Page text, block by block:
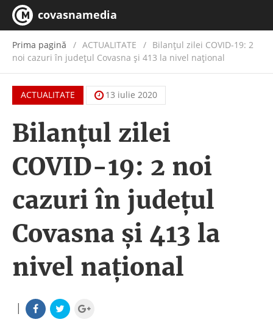
covasnamedia
Prima pagină ACTUALITATE / Bilanțul zilei COVID-19: 2
noi cazuri în județul Covasna și 413 la nivel național
ACTUALITATE 13 iulie 2020
Bilanțul zilei
COVID-19: 2 noi
cazuri în județul
Covasna și 413 la
nivel național
|